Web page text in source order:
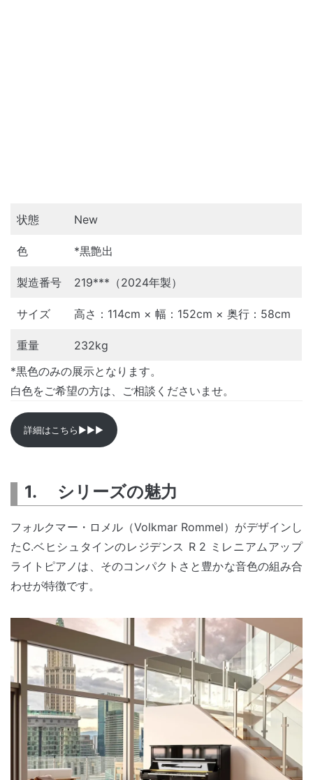
状態 New
色 *黒艶出
製造番号 219***（2024年製）
サイズ 高さ：114cm × 幅：152cm × 奥行：58cm
重量
232kg
*黒色のみの展示となります。
白色をご希望の方は、ご相談くださいませ。
詳細はこちら▶︎▶︎▶︎
1. シリーズの魅力
フォルクマー・ロメル（Volkmar Rommel）がデザインし
たC.ベヒシュタインのレジデンス R 2 ミレニアムアップ
ライトピアノは、そのコンパクトさと豊かな音色の組み合
わせが特徴です。